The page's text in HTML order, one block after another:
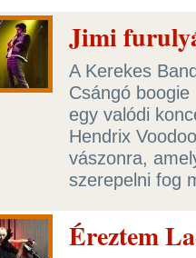
Jimi
A Kerekes
Csángó
egy valódi
Hendrix
vászonra,
szerepelni fog
Éreztem